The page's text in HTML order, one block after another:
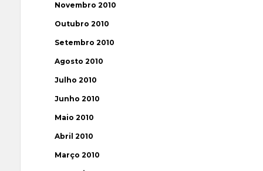
Novembro 2010
Outubro 2010
Setembro 2010
Agosto 2010
Julho 2010
Junho 2010
Maio 2010
Abril 2010
Março 2010